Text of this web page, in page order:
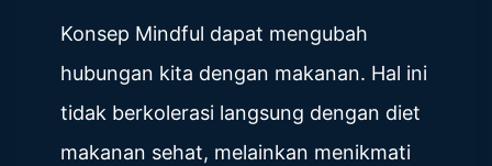
Konsep Mindful dapat mengubah
hubungan kita dengan makanan. Hal ini
tidak berkolerasi langsung dengan diet
makanan sehat, melainkan menikmati